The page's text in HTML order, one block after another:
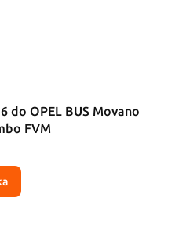
do OPEL BUS Movano
FVM